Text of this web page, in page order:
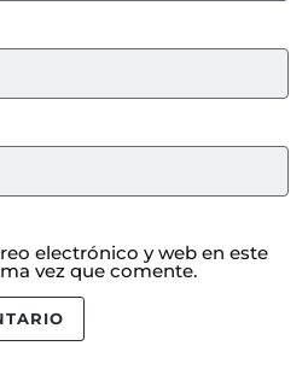
electrónico y web en este
vez que comente.